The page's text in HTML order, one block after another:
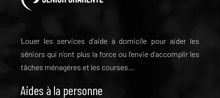
Louer les services d’aide à domicile pour aider les
séniors qui n’ont plus la force ou l’envie d’accomplir les
tâches ménagères et les courses…
Aides à la personne